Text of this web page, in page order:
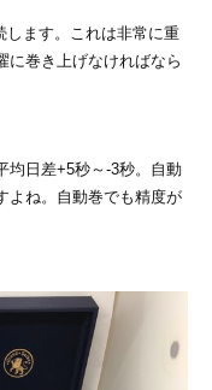
します。これは非常に重
に巻き上げなければなら
均日差+5秒～-3秒。自動
よね。自動巻でも精度が